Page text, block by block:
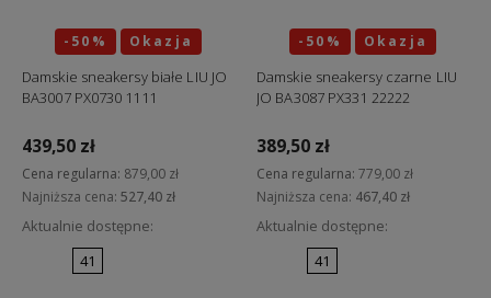
-50% Okazja
Damskie sneakersy białe LIU JO
BA3007 PX0730 1111
439,50 zł
Cena regularna: 879,00 zł
Najniższa cena: 527,40 zł
Aktualnie dostępne:
41
-50% Okazja
Damskie sneakersy czarne LIU
JO BA3087 PX331 22222
389,50 zł
Cena regularna: 779,00 zł
Najniższa cena: 467,40 zł
Aktualnie dostępne:
41